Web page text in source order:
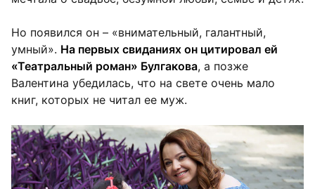
Но появился он – «внимательный, галантный,
умный». На первых свиданиях он цитировал ей
«Театральный роман» Булгакова, а позже
Валентина убедилась, что на свете очень мало
книг, которых не читал ее муж.